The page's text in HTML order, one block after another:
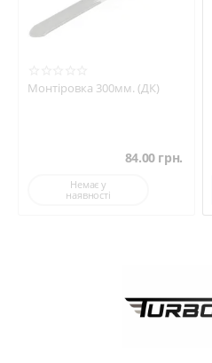
Монтіровка 300мм. (ДК)
84.00 грн.
Немає у
наявності